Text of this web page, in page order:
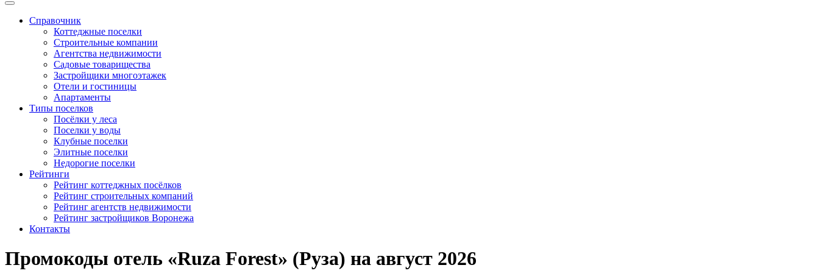
Справочник
Коттеджные поселки
Строительные компании
Агентства недвижимости
Садовые товарищества
Застройщики многоэтажек
Отели и гостиницы
Апартаменты
Типы поселков
Посёлки у леса
Поселки у воды
Клубные поселки
Элитные поселки
Недорогие поселки
Рейтинги
Рейтинг коттеджных посёлков
Рейтинг строительных компаний
Рейтинг агентств недвижимости
Рейтинг застройщиков Воронежа
Контакты
Промокоды отель «Ruza Forest» (Руза) на август 2026